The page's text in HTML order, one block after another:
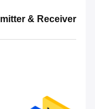
& Receiver